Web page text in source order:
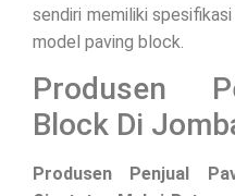
sendiri memiliki
model paving block.
Produsen
Block Di
Produsen Penjual